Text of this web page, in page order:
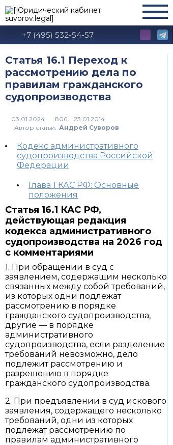
+7 (495) 532-54-57
Статья 16.1 Переход к
рассмотрению дела по
правилам гражданского
судопроизводства
806
Автор статьи: Андрей Суворов
Кодекс административного
судопроизводства Российской
Федерации
Глава 1 КАС РФ: Основные
положения
Статья 16.1 КАС РФ,
действующая редакция
кодекса административного
судопроизводства на 2026 год
с комментариями
1. При обращении в суд с
заявлением, содержащим несколько
связанных между собой требований,
из которых одни подлежат
рассмотрению в порядке
гражданского судопроизводства,
другие — в порядке
административного
судопроизводства, если разделение
требований невозможно, дело
подлежит рассмотрению и
разрешению в порядке
гражданского судопроизводства.
2. При предъявлении в суд искового
заявления, содержащего несколько
требований, одни из которых
подлежат рассмотрению по
правилам административного